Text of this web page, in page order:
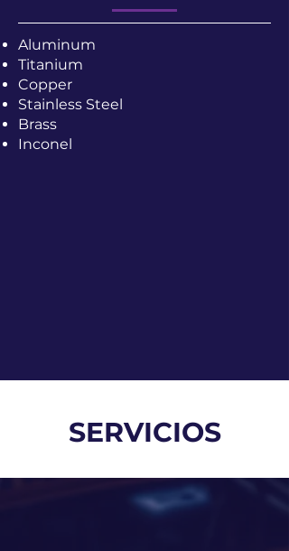
Aluminum
Titanium
Copper
Stainless Steel
Brass
Inconel
SERVICIOS